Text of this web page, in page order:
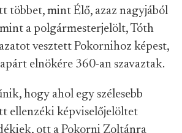
többet, mint Élő, azaz nagyjából
a polgármesterjelölt, Tóth
vesztett Pokornihoz képest,
elnökére 360-an szavaztak.
hogy ahol egy szélesebb
ellenzéki képviselőjelöltet
ott a Pokorni Zoltánra